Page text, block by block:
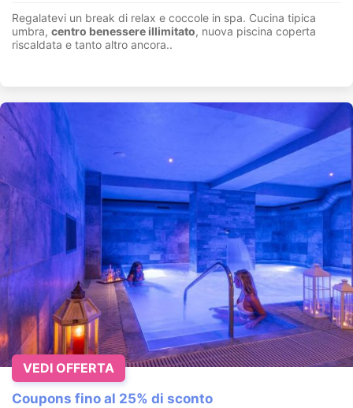
Regalatevi un break di relax e coccole in spa. Cucina tipica
umbra, centro benessere illimitato, nuova piscina coperta
riscaldata e tanto altro ancora..
Coupons fino al 25% di sconto
VEDI OFFERTA